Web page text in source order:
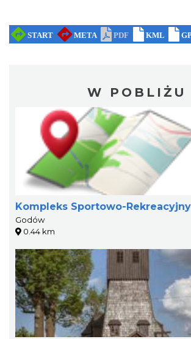
W POBLIŻU
Kompleks Sportowo-
Godów
0.44 km